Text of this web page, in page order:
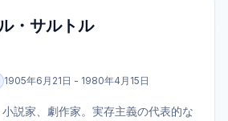
・サルトル
1905年6月21日 - 1980年4月15日
説家、劇作家。実存主義の代表的な